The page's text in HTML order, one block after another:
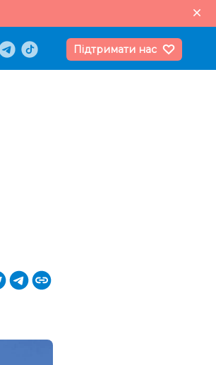
Підтримати нас